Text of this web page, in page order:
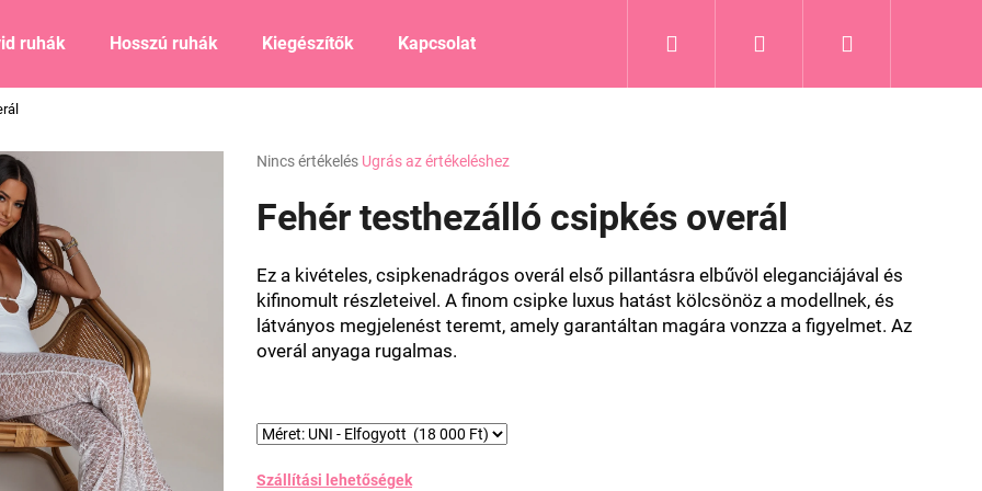
ruhák Hosszú ruhák Kiegészítők Kapcsolat Keresés Bejelentkezés
A
átlagos
értékelése
0,0
csillag.
Nincs értékelés Ugrás az értékeléshez
Fehér testhezálló csipkés overál
Ez a kivételes, csipkenadrágos overál első pillantásra elbűvöl eleganciájával és
kifinomult részleteivel. A finom csipke luxus hatást kölcsönöz a modellnek, és
látványos megjelenést teremt, amely garantáltan magára vonzza a figyelmet. Az
overál anyaga rugalmas.
Szállítási lehetőségek
KERESÉS